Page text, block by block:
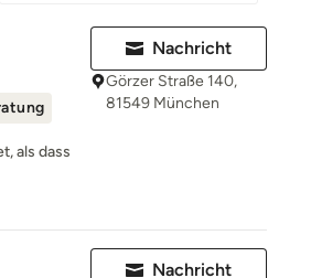
als dass
Nachricht
Görzer Straße 140,
81549 München
Nachricht